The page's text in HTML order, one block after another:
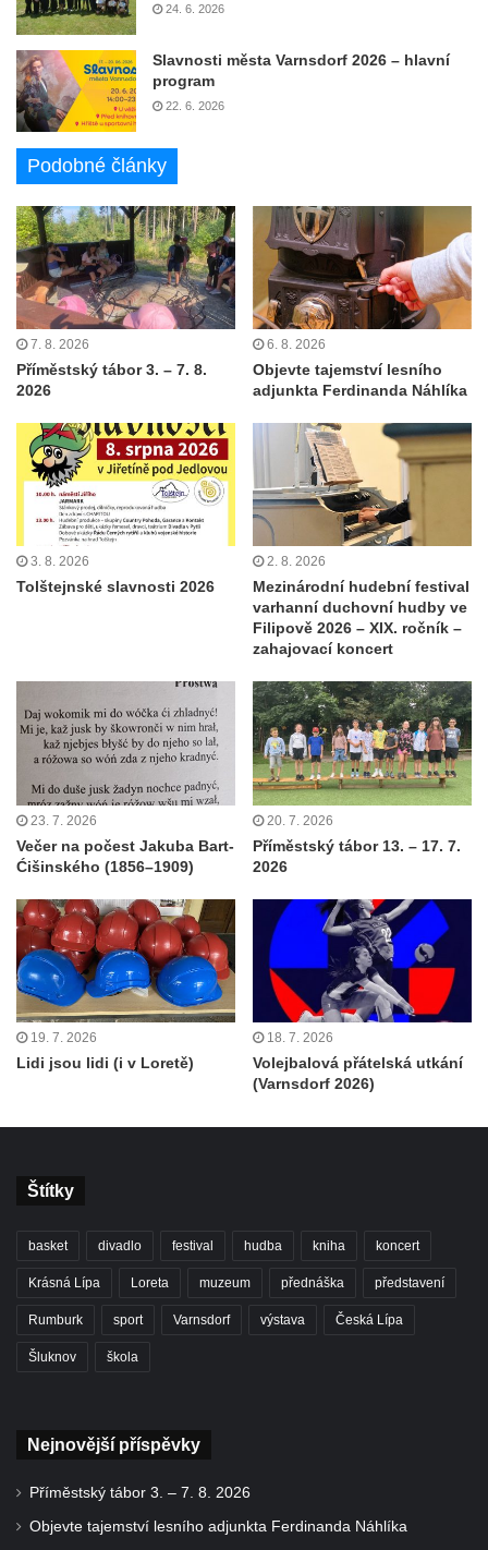
24. 6. 2026
Slavnosti města Varnsdorf 2026 – hlavní
program
22. 6. 2026
Podobné články
7. 8. 2026
Příměstský tábor 3. – 7. 8.
2026
6. 8. 2026
Objevte tajemství lesního
adjunkta Ferdinanda Náhlíka
3. 8. 2026
Tolštejnské slavnosti 2026
2. 8. 2026
Mezinárodní hudební festival
varhanní duchovní hudby ve
Filipově 2026 – XIX. ročník –
zahajovací koncert
23. 7. 2026
Večer na počest Jakuba Bart-
Ćišinského (1856–1909)
20. 7. 2026
Příměstský tábor 13. – 17. 7.
2026
19. 7. 2026
Lidi jsou lidi (i v Loretě)
18. 7. 2026
Volejbalová přátelská utkání
(Varnsdorf 2026)
Štítky
basket divadlo festival hudba kniha koncert
Krásná Lípa Loreta muzeum přednáška představení
Rumburk sport Varnsdorf výstava Česká Lípa
Šluknov škola
Nejnovější příspěvky
Příměstský tábor 3. – 7. 8. 2026
Objevte tajemství lesního adjunkta Ferdinanda Náhlíka